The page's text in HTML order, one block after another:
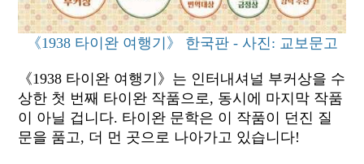
《1938 타이완 여행기》 한국판 - 사진: 교보문고
《1938 타이완 여행기》는 인터내셔널 부커상을 수
상한 첫 번째 타이완 작품으로, 동시에 마지막 작품
이 아닐 겁니다. 타이완 문학은 이 작품이 던진 질
문을 품고, 더 먼 곳으로 나아가고 있습니다!